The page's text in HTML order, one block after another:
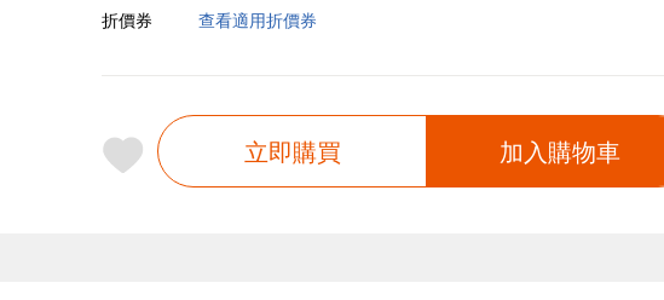
折價券
查看適用折價券
立即購買 加入購物車